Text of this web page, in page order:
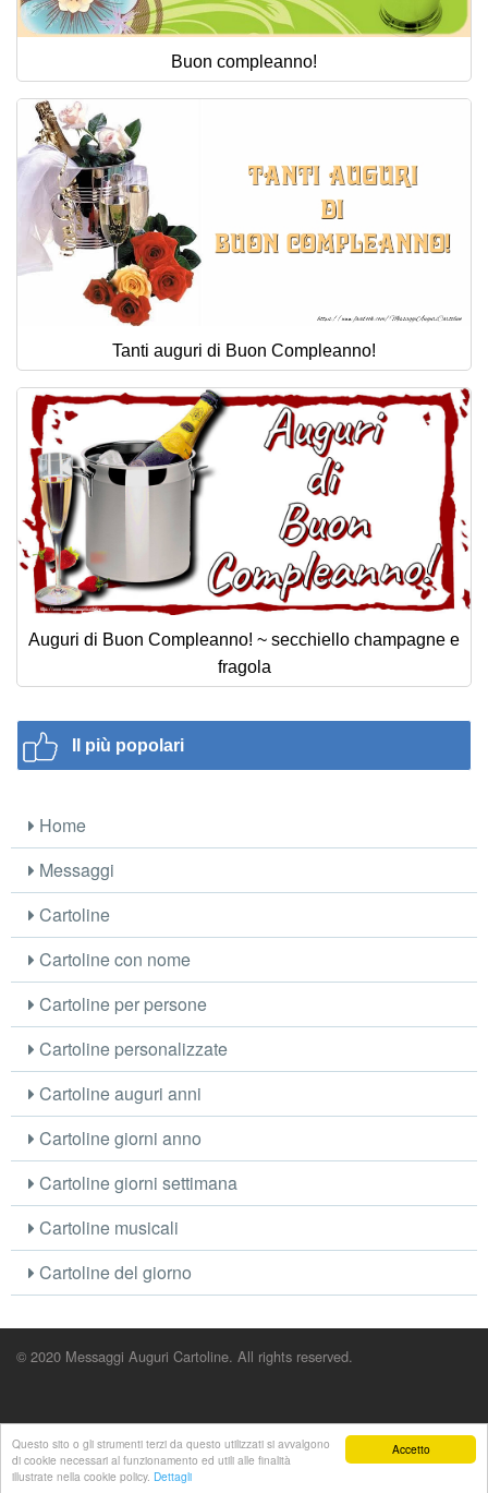
Accetto
Questo sito o gli strumenti terzi da questo utilizzati si avvalgono
di cookie necessari al funzionamento ed utili alle finalità
illustrate nella cookie policy. Dettagli
Buon compleanno!
Tanti auguri di Buon Compleanno!
Auguri di Buon Compleanno! ~ secchiello champagne e
fragola
Il più popolari
Home
Messaggi
Cartoline
Cartoline con nome
Cartoline per persone
Cartoline personalizzate
Cartoline auguri anni
Cartoline giorni anno
Cartoline giorni settimana
Cartoline musicali
Cartoline del giorno
© 2020 Messaggi Auguri Cartoline. All rights reserved.